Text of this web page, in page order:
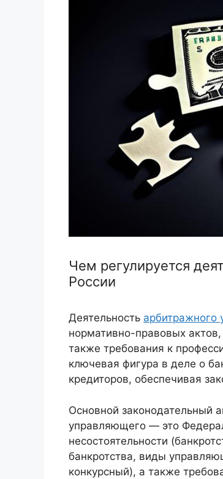
Чем регулируется
России
Деятельность арбитражного
нормативно-правовых
также требования к
ключевая фигура в деле о
кредиторов, обеспечивая
Основной законодательный
управляющего — это
несостоятельности
банкротства, виды
конкурсный), а также